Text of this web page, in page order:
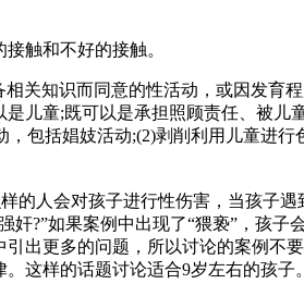
触和不好的接触。
关知识而同意的性活动，或因发育
儿童;既可以是承担照顾责任、被儿
包括娼妓活动;(2)剥削利用儿童进行
的人会对孩子进行性伤害，当孩子
?”如果案例中出现了“猥亵”，孩子
出更多的问题，所以讨论的案例不
这样的话题讨论适合9岁左右的孩子。